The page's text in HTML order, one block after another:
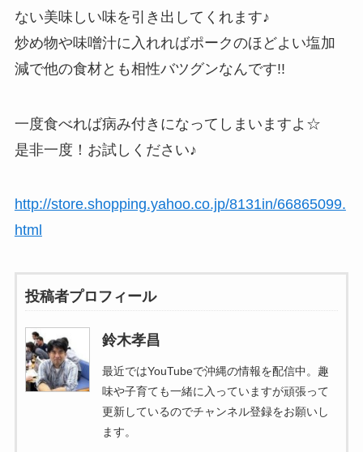
ない美味しい味を引き出してくれます♪
炒め物や味噌汁に入れればポークのほどよい塩加
減で他の食材とも相性バツグンなんです!!
一度食べれば病み付きになってしまいますよ☆
是非一度！お試しください♪
http://store.shopping.yahoo.co.jp/8131in/66865099.
html
投稿者プロフィール
鈴木孝昌
最近ではYouTubeで沖縄の情報を配信中。趣
味や子育ても一緒に入っていますが頑張って
更新しているのでチャンネル登録をお願いし
ます。